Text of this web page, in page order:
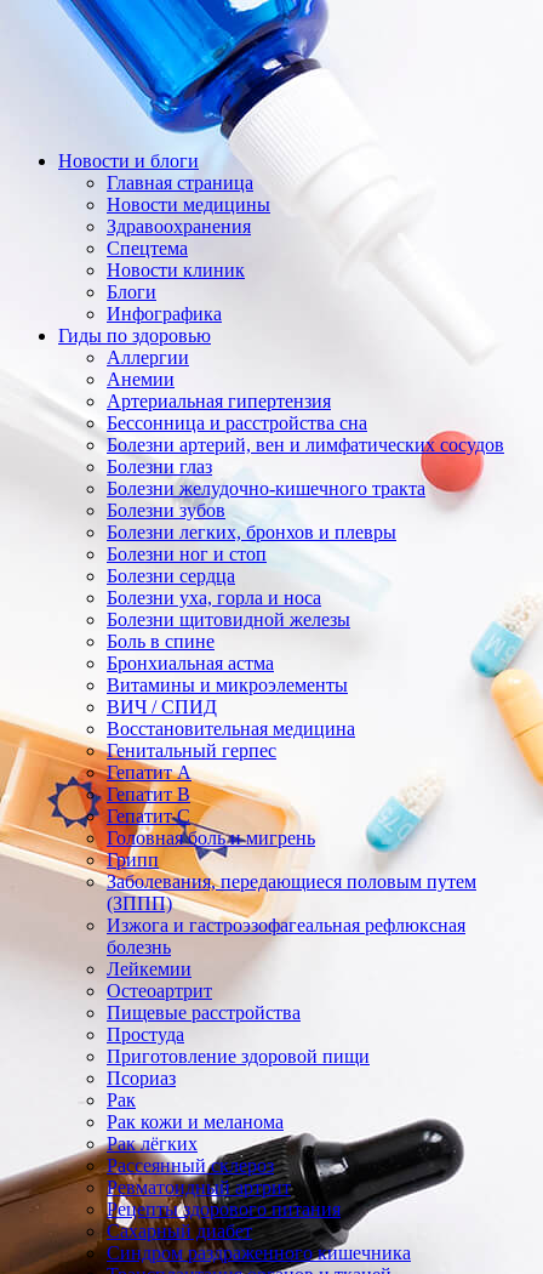
Новости и блоги
Главная страница
Новости медицины
Здравоохранения
Спецтема
Новости клиник
Блоги
Инфографика
Гиды по здоровью
Аллергии
Анемии
Артериальная гипертензия
Бессонница и расстройства сна
Болезни артерий, вен и лимфатических сосудов
Болезни глаз
Болезни желудочно-кишечного тракта
Болезни зубов
Болезни легких, бронхов и плевры
Болезни ног и стоп
Болезни сердца
Болезни уха, горла и носа
Болезни щитовидной железы
Боль в спине
Бронхиальная астма
Витамины и микроэлементы
ВИЧ / СПИД
Восстановительная медицина
Генитальный герпес
Гепатит А
Гепатит В
Гепатит С
Головная боль и мигрень
Грипп
Заболевания, передающиеся половым путем
(ЗППП)
Изжога и гастроэзофагеальная рефлюксная
болезнь
Лейкемии
Остеоартрит
Пищевые расстройства
Простуда
Приготовление здоровой пищи
Псориаз
Рак
Рак кожи и меланома
Рак лёгких
Рассеянный склероз
Ревматоидный артрит
Рецепты здорового питания
Сахарный диабет
Синдром раздраженного кишечника